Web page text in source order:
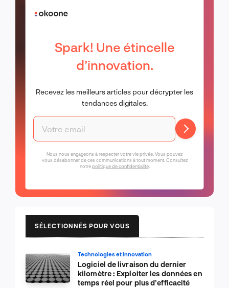
Spark! Une étincelle
d’innovation.
Recevez les meilleurs articles pour décrypter les
tendances digitales.
Nous nous engageons à respecter votre vie privée. Vous pouvez
vous désabonner de ces communications à tout moment. Consultez
notrepolitique de confidentialité.
SÉLECTIONNÉS POUR VOUS
Technologies et innovation
Logiciel de livraison du dernier
kilomètre : Exploiter les données en
temps réel pour plus d’efficacité